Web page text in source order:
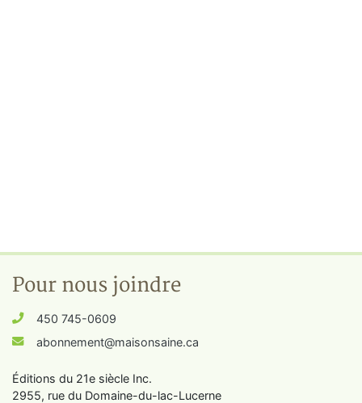
Pour nous joindre
450 745-0609
abonnement@maisonsaine.ca
Éditions du 21e siècle Inc.
2955, rue du Domaine-du-lac-Lucerne